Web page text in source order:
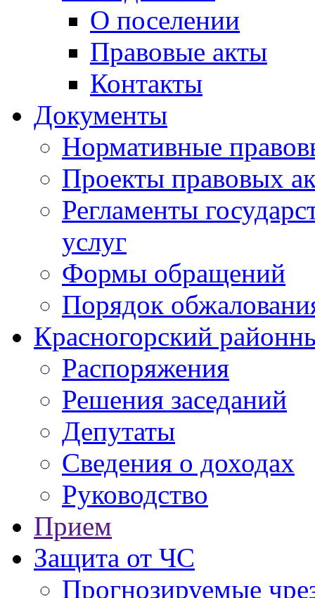
О поселении
Правовые акты
Контакты
Документы
Нормативные
Проекты правовых
Регламенты
услуг
Формы обращений
Порядок
Красногорский
Распоряжения
Решения заседаний
Депутаты
Сведения о доходах
Руководство
Прием
Защита от ЧС
Прогнозируемые